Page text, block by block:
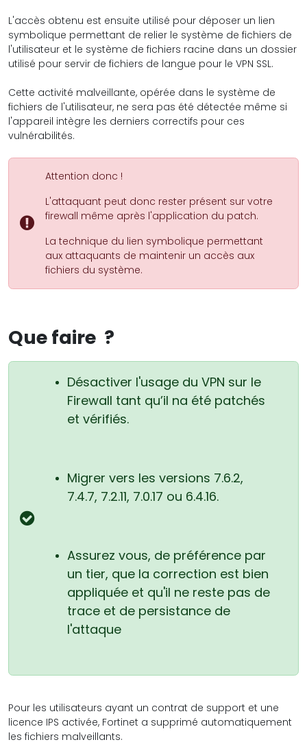
L'accès obtenu est ensuite utilisé pour déposer un lien
symbolique permettant de relier le système de fichiers de
l'utilisateur et le système de fichiers racine dans un dossier
utilisé pour servir de fichiers de langue pour le VPN SSL.
Cette activité malveillante, opérée dans le système de
fichiers de l'utilisateur, ne sera pas été détectée même si
l'appareil intègre les derniers correctifs pour ces
vulnérabilités.
Attention donc !
L'attaquant peut donc rester présent sur votre
firewall même après l'application du patch.
La technique du lien symbolique permettant
aux attaquants de maintenir un accès aux
fichiers du système.
Que faire ?
Désactiver l'usage du VPN sur le
Firewall tant qu’il na été patchés
et vérifiés.
Migrer vers les versions 7.6.2,
7.4.7, 7.2.11, 7.0.17 ou 6.4.16.
Assurez vous, de préférence par
un tier, que la correction est bien
appliquée et qu'il ne reste pas de
trace et de persistance de
l'attaque
Pour les utilisateurs ayant un contrat de support et une
licence IPS activée, Fortinet a supprimé automatiquement
les fichiers malveillants.